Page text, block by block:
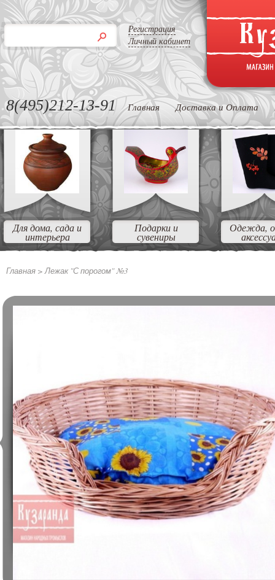
Регистрация
Личный кабинет
8(495)212-13-91 Главная Доставка и Оплата
Для дома, сада и
интерьера
Подарки и
сувениры
Одежда,
Главная > Лежак "С порогом" №3